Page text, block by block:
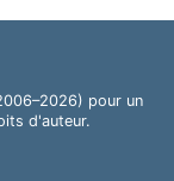
pour un
d'auteur.